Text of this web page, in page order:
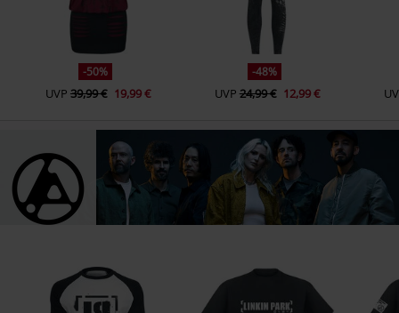
-50%
UVP 39,99 € 19,99 €
-48%
UVP 24,99 € 12,99 €